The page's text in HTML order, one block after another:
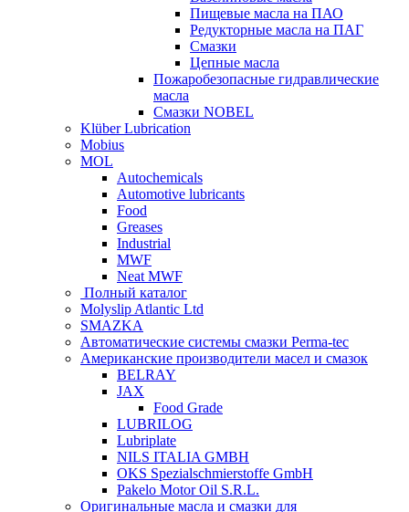
Пищевые масла на ПАО
Редукторные масла на ПАГ
Смазки
Цепные масла
Пожаробезопасные гидравлические
масла
Смазки NOBEL
Klüber Lubrication
Mobius
MOL
Autochemicals
Automotive lubricants
Food
Greases
Industrial
MWF
Neat MWF
Полный каталог
Molyslip Atlantic Ltd
SMAZKA
Автоматические системы смазки Perma-tec
Американские производители масел и смазок
BELRAY
JAX
Food Grade
LUBRILOG
Lubriplate
NILS ITALIA GMBH
OKS Spezialschmierstoffe GmbH
Pakelo Motor Oil S.R.L.
Оригинальные масла и смазки для